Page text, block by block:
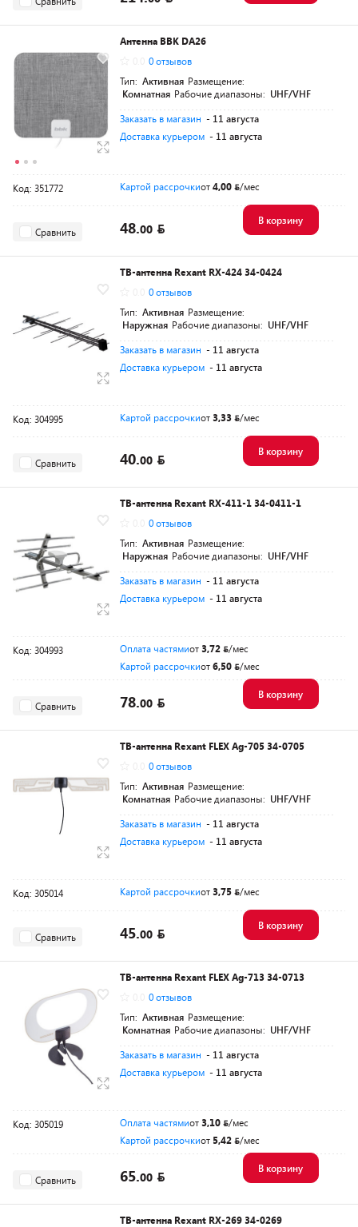
Антенна BBK DA26
0 отзывов
Тип: Активная Размещение:
Комнатная Рабочие диапазоны: UHF/VHF
Заказать в магазин - 11 августа
Доставка курьером - 11 августа
Код: 351772 Картой рассрочкиот4,00 /мес
Сравнить 48.00
В корзину
ТВ-антенна Rexant RX-424 34-0424
0 отзывов
Тип: Активная Размещение:
Наружная Рабочие диапазоны: UHF/VHF
Заказать в магазин - 11 августа
Доставка курьером - 11 августа
Код: 304995 Картой рассрочкиот3,33 /мес
Сравнить 40.00
В корзину
ТВ-антенна Rexant RX-411-1 34-0411-1
0 отзывов
Тип: Активная Размещение:
Наружная Рабочие диапазоны: UHF/VHF
Заказать в магазин - 11 августа
Доставка курьером - 11 августа
Код: 304993 Оплата частямиот3,72
/мес
Картой рассрочкиот6,50 /мес
Сравнить 78.00
В корзину
ТВ-антенна Rexant FLEX Ag-705 34-0705
0 отзывов
Тип: Активная Размещение:
Комнатная Рабочие диапазоны: UHF/VHF
Заказать в магазин - 11 августа
Доставка курьером - 11 августа
Код: 305014 Картой рассрочкиот3,75 /мес
Сравнить 45.00
В корзину
ТВ-антенна Rexant FLEX Ag-713 34-0713
0 отзывов
Тип: Активная Размещение:
Комнатная Рабочие диапазоны: UHF/VHF
Заказать в магазин - 11 августа
Доставка курьером - 11 августа
Код: 305019 Оплата частямиот3,10
/мес
Картой рассрочкиот 5,42 /мес
Сравнить 65.00
В корзину
ТВ-антенна Rexant RX-269 34-0269